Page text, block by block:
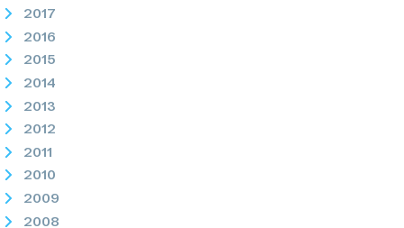
2017
2016
2015
2014
2013
2012
2011
2010
2009
2008